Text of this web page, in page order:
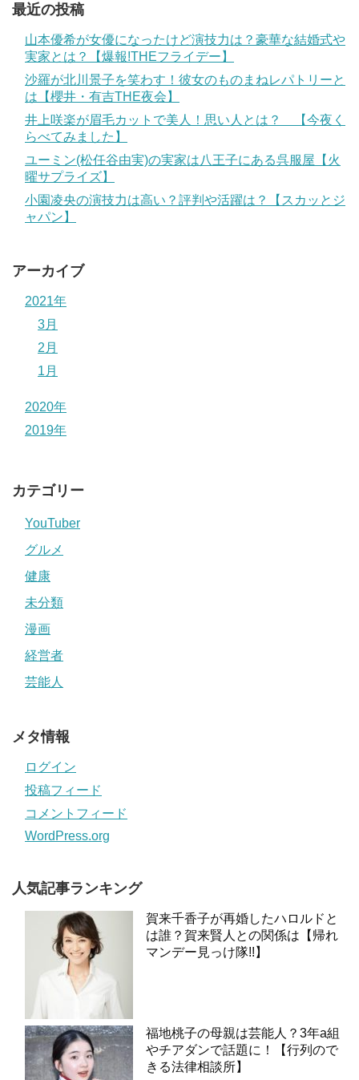
最近の投稿
山本優希が女優になったけど演技力は？豪華な結婚式や
実家とは？【爆報!THEフライデー】
沙羅が北川景子を笑わす！彼女のものまねレパトリーと
は【櫻井・有吉THE夜会】
井上咲楽が眉毛カットで美人！思い人とは？ 【今夜く
らべてみました】
ユーミン(松任谷由実)の実家は八王子にある呉服屋【火
曜サプライズ】
小園凌央の演技力は高い？評判や活躍は？【スカッとジ
ャパン】
アーカイブ
2021年
3月
2月
1月
2020年
2019年
カテゴリー
YouTuber
グルメ
健康
未分類
漫画
経営者
芸能人
メタ情報
ログイン
投稿フィード
コメントフィード
WordPress.org
人気記事ランキング
賀来千香子が再婚したハロルドと
は誰？賀来賢人との関係は【帰れ
マンデー見っけ隊!!】
福地桃子の母親は芸能人？3年a組
やチアダンで話題に！【行列ので
きる法律相談所】